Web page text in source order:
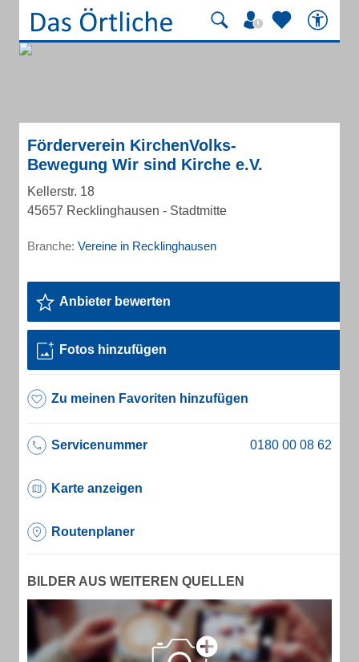
Förderverein KirchenVolks-
Bewegung Wir sind Kirche e.V.
Kellerstr. 18
45657 Recklinghausen - Stadtmitte
Branche: Vereine in Recklinghausen
Anbieter bewerten
Fotos hinzufügen
Zu meinen Favoriten hinzufügen
Servicenummer
Karte anzeigen
Routenplaner
BILDER AUS WEITEREN QUELLEN